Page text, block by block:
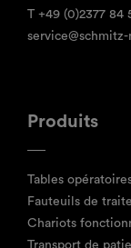
T +49 (0)2377 84
Produits
Tables
Fauteuils de
Chariots
Transport de